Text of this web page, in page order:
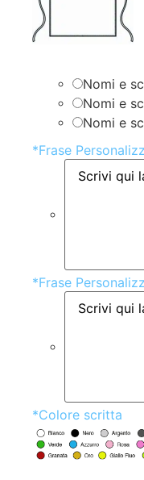
Nomi e
Nomi e
Nomi e
*Frase
*Frase
*Colore scritta